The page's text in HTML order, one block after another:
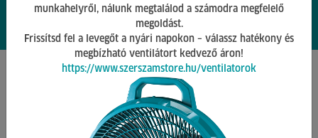
0 0.
Grillek és tartozékai
munkahelyről, nálunk megtalálod a számodra megfelelő
megoldást.
Frissítsd fel a levegőt a nyári napokon – válassz hatékony és
megbízható ventilátort kedvező áron!
https://www.szerszamstore.hu/ventilatorok